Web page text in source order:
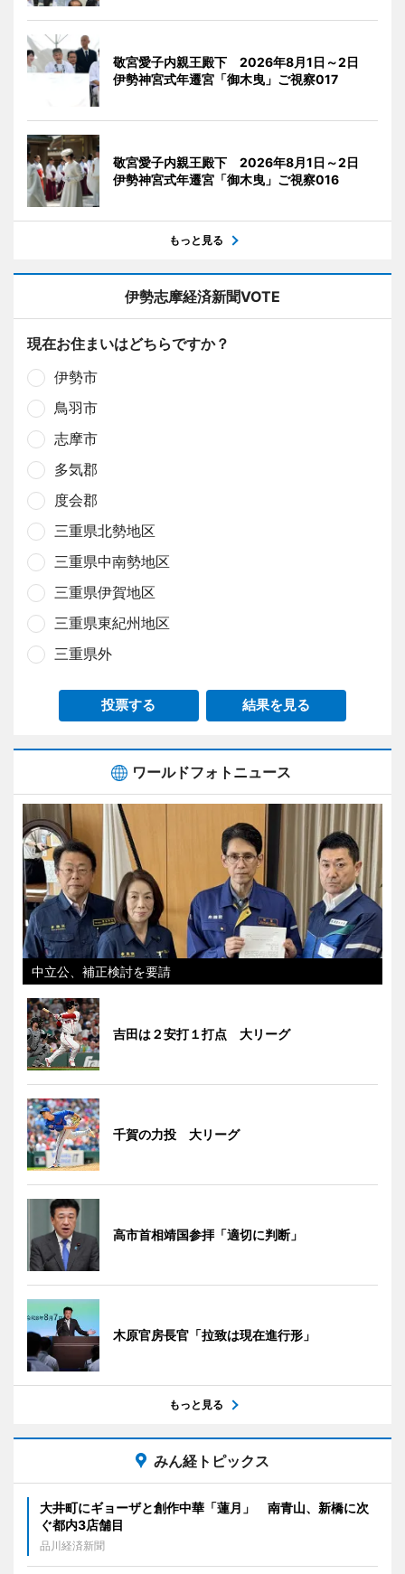
敬宮愛子内親王殿下 2026年8月1日～2日
伊勢神宮式年遷宮「御木曳」ご視察017
敬宮愛子内親王殿下 2026年8月1日～2日
伊勢神宮式年遷宮「御木曳」ご視察016
もっと見る
伊勢志摩経済新聞VOTE
現在お住まいはどちらですか？
伊勢市
鳥羽市
志摩市
多気郡
度会郡
三重県北勢地区
三重県中南勢地区
三重県伊賀地区
三重県東紀州地区
三重県外
投票する 結果を見る
ワールドフォトニュース
中立公、補正検討を要請
吉田は２安打１打点 大リーグ
千賀の力投 大リーグ
高市首相靖国参拝「適切に判断」
木原官房長官「拉致は現在進行形」
もっと見る
みん経トピックス
大井町にギョーザと創作中華「蓮月」 南青山、新橋に次
ぐ都内3店舗目
品川経済新聞